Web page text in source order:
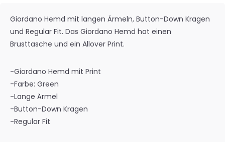
Giordano Hemd mit langen Ärmeln, Button-Down Kragen
und Regular Fit. Das Giordano Hemd hat einen
Brusttasche und ein Allover Print.
-Giordano Hemd mit Print
-Farbe: Green
-Lange Ärmel
-Button-Down Kragen
-Regular Fit